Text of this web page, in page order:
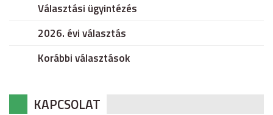
Választási ügyintézés
2026. évi választás
Korábbi választások
KAPCSOLAT